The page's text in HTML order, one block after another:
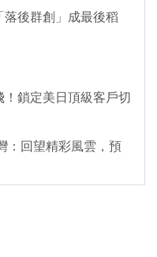
後群創」成最後稻
鎖定美日頂級客戶切
：回望精彩風雲，預